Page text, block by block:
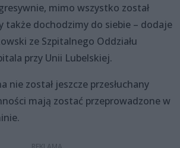
mimo wszystko został
także dochodzimy do siebie – dodaje
ze Szpitalnego Oddziału
przy Unii Lubelskiej.
nie został jeszcze przesłuchany
mają zostać przeprowadzone w